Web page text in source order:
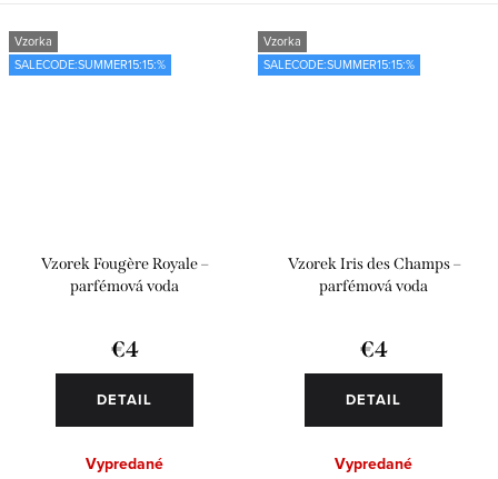
Vzorka
SALECODE:SUMMER15:15:%
Vzorek Fougère Royale –
parfémová voda
€4
DETAIL
Vypredané
Vzorka
SALECODE:SUMMER15:15:%
Vzorek Iris des Champs –
parfémová voda
€4
DETAIL
Vypredané